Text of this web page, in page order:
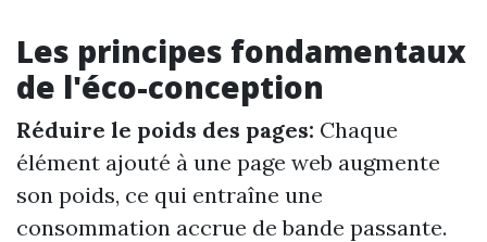
Les principes fondamentaux
de l'éco-conception
Réduire le poids des pages: Chaque
élément ajouté à une page web augmente
son poids, ce qui entraîne une
consommation accrue de bande passante.